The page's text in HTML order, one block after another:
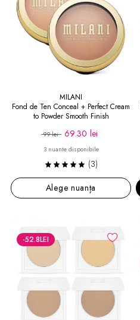
MILANI
Fond de Ten Conceal + Perfect Cream
to Powder Smooth Finish
99 lei 69.30 lei
3 nuante disponibile
(3)
Alege nuanța
-52.8LEI